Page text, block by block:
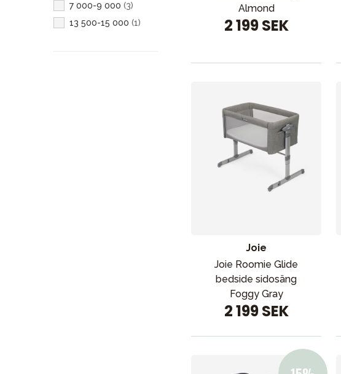
7 000-9 000 (3)
13 500-15 000 (1)
Almond
2 199 SEK
Joie
Joie Roomie Glide
bedside sidosäng
Foggy Gray
2 199 SEK